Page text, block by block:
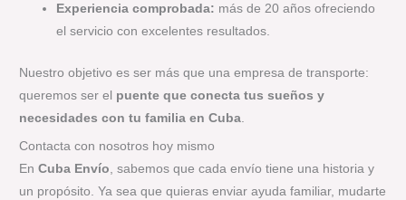
Experiencia comprobada: más de 20 años ofreciendo
el servicio con excelentes resultados.
Nuestro objetivo es ser más que una empresa de transporte:
queremos ser el puente que conecta tus sueños y
necesidades con tu familia en Cuba
Contacta con nosotros hoy mismo
EnCuba Envío, sabemos que cada envío tiene una historia y
un propósito. Ya sea que quieras enviar ayuda familiar, mudarte